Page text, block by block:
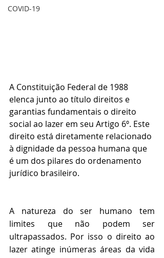
COVID-19
A Constituição Federal de 1988
elenca junto ao título direitos e
garantias fundamentais o direito
social ao lazer em seu Artigo 6º. Este
direito está diretamente relacionado
à dignidade da pessoa humana que
é um dos pilares do ordenamento
jurídico brasileiro.
A natureza do ser humano tem
limites que não podem ser
ultrapassados. Por isso o direito ao
lazer atinge inúmeras áreas da vida